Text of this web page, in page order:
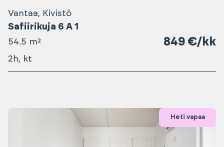
Vantaa, Kivistö
Safiirikuja 6 A 1
54.5 m² 849 €/kk
2h, kt
Heti vapaa